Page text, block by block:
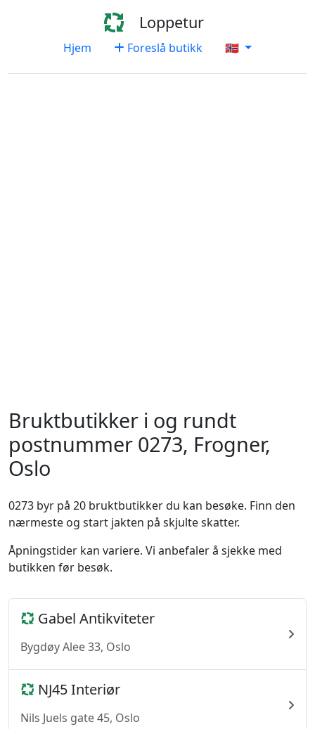
Loppetur
Hjem Foreslå butikk 🇳🇴
Bruktbutikker i og rundt
postnummer 0273, Frogner,
Oslo
0273 byr på 20 bruktbutikker du kan besøke. Finn den
nærmeste og start jakten på skjulte skatter.
Åpningstider kan variere. Vi anbefaler å sjekke med
butikken før besøk.
Gabel Antikviteter
Bygdøy Alee 33, Oslo
NJ45 Interiør
Nils Juels gate 45, Oslo